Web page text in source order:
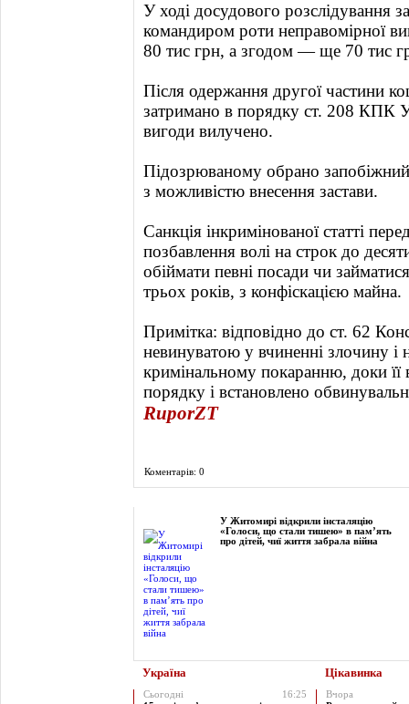
У ході досудового розслідування
командиром роти неправомірної
80 тис грн, а згодом — ще 70 тис
Після одержання другої частини
затримано в порядку ст. 208 КПК
вигоди вилучено.
Підозрюваному обрано
з можливістю внесення застави.
Санкція інкримінованої статті
позбавлення волі на строк до
обіймати певні посади чи
трьох років, з конфіскацією майна.
Примітка: відповідно до ст. 62
невинуватою у вчиненні злочину і
кримінальному покаранню, доки
порядку і встановлено
RuporZT
Коментарів: 0
У Житомирі відкрили інсталяцію
«Голоси, що стали тишею» в пам’ять
про дітей, чиї життя забрала війна
Україна Цікавинка
Сьогодні
16:25
Вчора